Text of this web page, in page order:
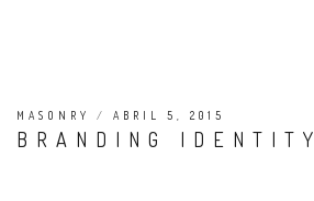
MASONRY / ABRIL 5, 2015
BRANDING IDENTITY